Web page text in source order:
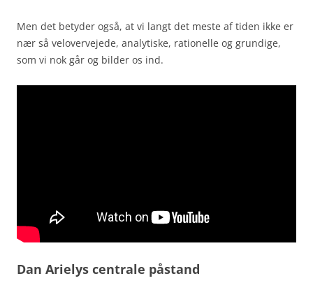
Men det betyder også, at vi langt det meste af tiden ikke er
nær så velovervejede, analytiske, rationelle og grundige,
som vi nok går og bilder os ind.
Dan Arielys centrale påstand